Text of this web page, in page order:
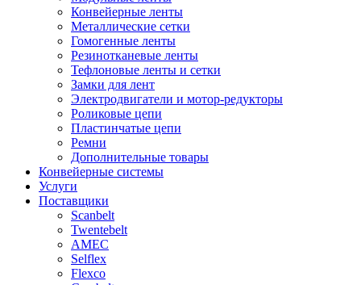
Конвейерные ленты
Металлические сетки
Гомогенные ленты
Резинотканевые ленты
Тефлоновые ленты и сетки
Замки для лент
Электродвигатели и мотор-редукторы
Роликовые цепи
Пластинчатые цепи
Ремни
Дополнительные товары
Конвейерные системы
Услуги
Поставщики
Scanbelt
Twentebelt
АMEC
Selflex
Flexco